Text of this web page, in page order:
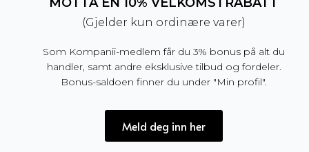
(Gjelder kun ordinære varer)
Som Kompanii-medlem får du 3% bonus på alt du
handler, samt andre eksklusive tilbud og fordeler.
Bonus-saldoen finner du under "Min profil".
Meld deg inn her